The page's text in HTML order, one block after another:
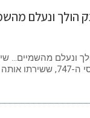
הולך ונעלם מהשמיים…